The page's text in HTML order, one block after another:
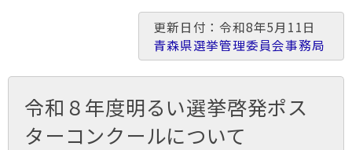
更新日付：令和8年5月11日
青森県選挙管理委員会事務局
令和８年度明るい選挙啓発ポス
ターコンクールについて